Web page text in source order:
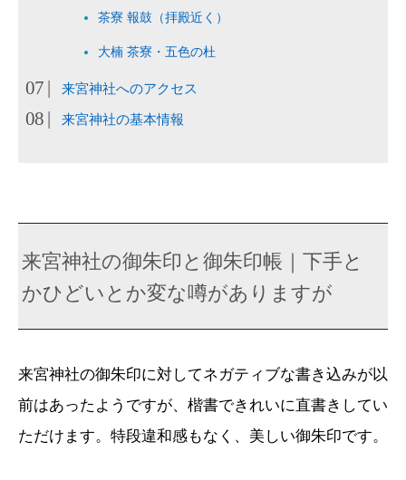
茶寮 報鼓（拝殿近く）
大楠 茶寮・五色の杜
来宮神社へのアクセス
来宮神社の基本情報
来宮神社の御朱印と御朱印帳｜下手と
かひどいとか変な噂がありますが
来宮神社の御朱印に対してネガティブな書き込みが以
前はあったようですが、楷書できれいに直書きしてい
ただけます。特段違和感もなく、美しい御朱印です。